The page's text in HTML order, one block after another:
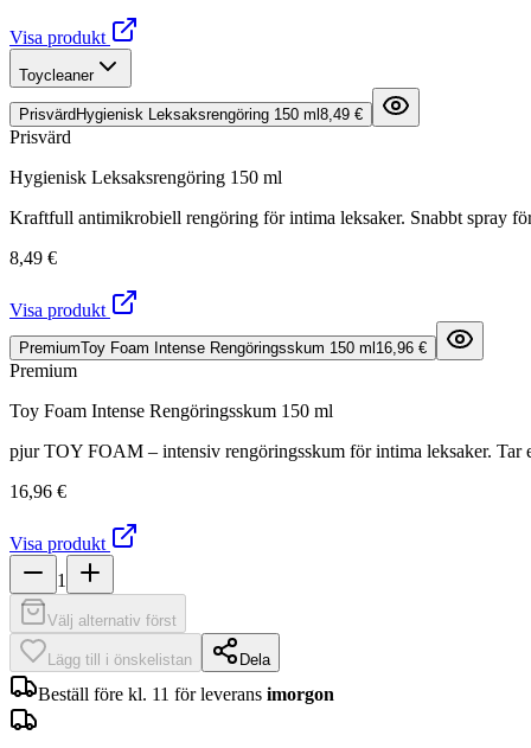
Visa produkt
Toycleaner
Prisvärd Hygienisk Leksaksrengöring 150 ml 8,49 €
Prisvärd
Hygienisk Leksaksrengöring 150 ml
Kraftfull antimikrobiell rengöring för intima leksaker. Snabbt spray
8,49 €
Visa produkt
PremiumToy Foam Intense Rengöringsskum 150 ml 16,96 €
Premium
Toy Foam Intense Rengöringsskum 150 ml
pjur TOY FOAM – intensiv rengöringsskum för intima leksaker. Tar
16,96 €
Visa produkt
1
Välj alternativ först
Lägg till i önskelistan Dela
Beställ före kl. 11 för leverans imorgon